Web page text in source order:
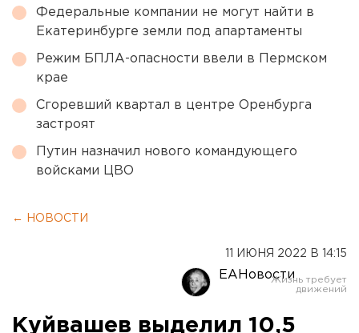
Федеральные компании не могут найти в
Екатеринбурге земли под апартаменты
Режим БПЛА-опасности ввели в Пермском
крае
Сгоревший квартал в центре Оренбурга
застроят
Путин назначил нового командующего
войсками ЦВО
← НОВОСТИ
11 ИЮНЯ 2022 В 14:15
ЕАНовости
Куйвашев выделил 10,5